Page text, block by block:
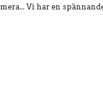
Vi har en